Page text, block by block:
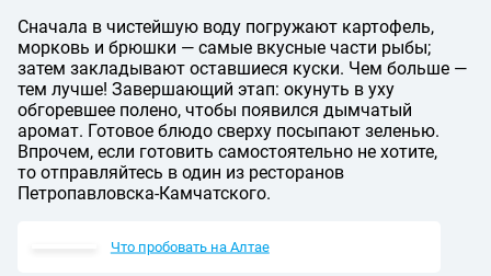
Сначала в чистейшую воду погружают картофель,
морковь и брюшки — самые вкусные части рыбы;
затем закладывают оставшиеся куски. Чем больше —
тем лучше! Завершающий этап: окунуть в уху
обгоревшее полено, чтобы появился дымчатый
аромат. Готовое блюдо сверху посыпают зеленью.
Впрочем, если готовить самостоятельно не хотите,
то отправляйтесь в один из ресторанов
Петропавловска-Камчатского.
Что пробовать на Алтае